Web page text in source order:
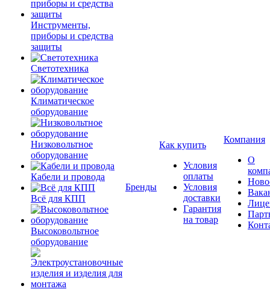
Инструменты,
приборы и средства
защиты
Светотехника
Климатическое
оборудование
Низковольтное
оборудование
Кабели и провода
Всё для КПП
Высоковольтное
оборудование
Бренды
Как купить
Условия
оплаты
Условия
доставки
Гарантия
на товар
Компания
О